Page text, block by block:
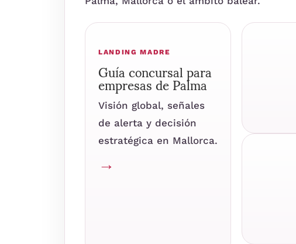
LANDING MADRE
Guía concursal para
empresas de Palma
Visión global, señales
de alerta y decisión
estratégica en Mallorca.
→